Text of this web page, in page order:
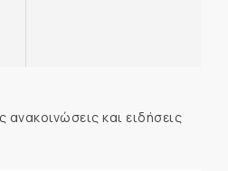
ανακοινώσεις και ειδήσεις